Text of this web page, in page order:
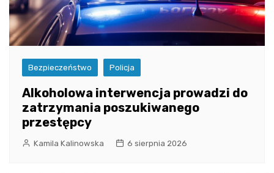
Bezpieczeństwo Policja
Alkoholowa interwencja prowadzi do
zatrzymania poszukiwanego
przestępcy
Kamila Kalinowska 6 sierpnia 2026